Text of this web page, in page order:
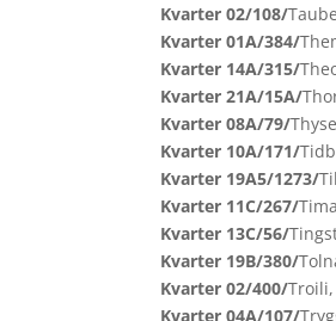
Kvarter 02/108/
Kvarter 01A/384/
Kvarter 14A/315/
Kvarter 21A/15A/
Kvarter 08A/79/
Kvarter 10A/171/
Kvarter 19A5/1273/
Kvarter 11C/267/
Kvarter 13C/56/
Kvarter 19B/380/
Kvarter 02/400/
Kvarter 04A/107/